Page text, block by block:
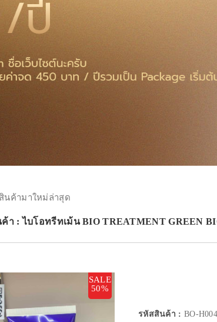
สินค้ามาใหม่ล่าสุด
ค้า : ไบโอทรีทเม้น BIO TREATMENT GREEN
SALE
50%
รหัสสินค้า : BO-H004